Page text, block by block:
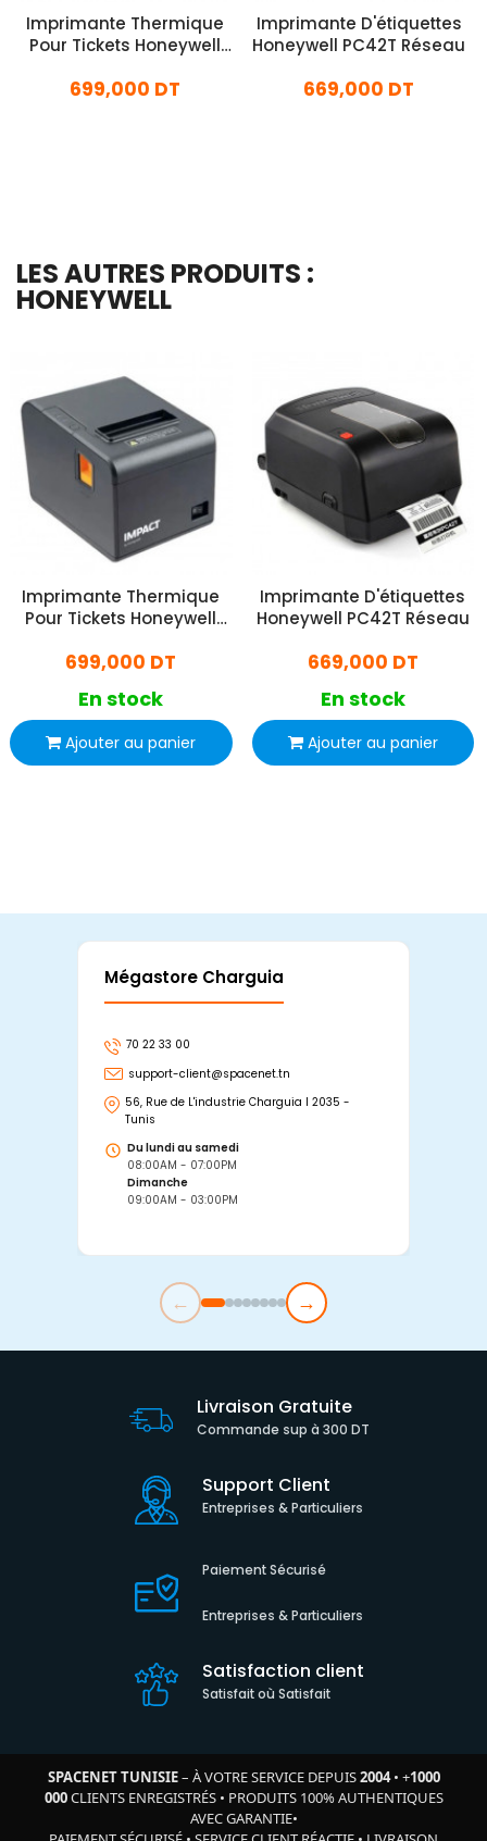
Imprimante Thermique
Pour Tickets Honeywell
699,000 DT
Imprimante D'étiquettes
Honeywell PC42T Réseau
669,000 DT
LES AUTRES PRODUITS :
HONEYWELL
Imprimante Thermique
Pour Tickets Honeywell
699,000 DT
En stock
Ajouter au panier
Imprimante D'étiquettes
Honeywell PC42T Réseau
669,000 DT
En stock
Ajouter au panier
Mégastore Charguia
70 22 33 00
support-client@spacenet.tn
56, Rue de L'industrie Charguia I 2035 -
Tunis
Du lundi au samedi
08:00AM - 07:00PM
Dimanche
09:00AM - 03:00PM
← →
Livraison Gratuite
Commande sup à 300 DT
Support Client
Entreprises & Particuliers
Paiement Sécurisé
Entreprises & Particuliers
Satisfaction client
Satisfait où Satisfait
SPACENET TUNISIE– À VOTRE SERVICE DEPUIS2004• +1000
000CLIENTS ENREGISTRÉS• PRODUITS 100% AUTHENTIQUES
AVEC GARANTIE•